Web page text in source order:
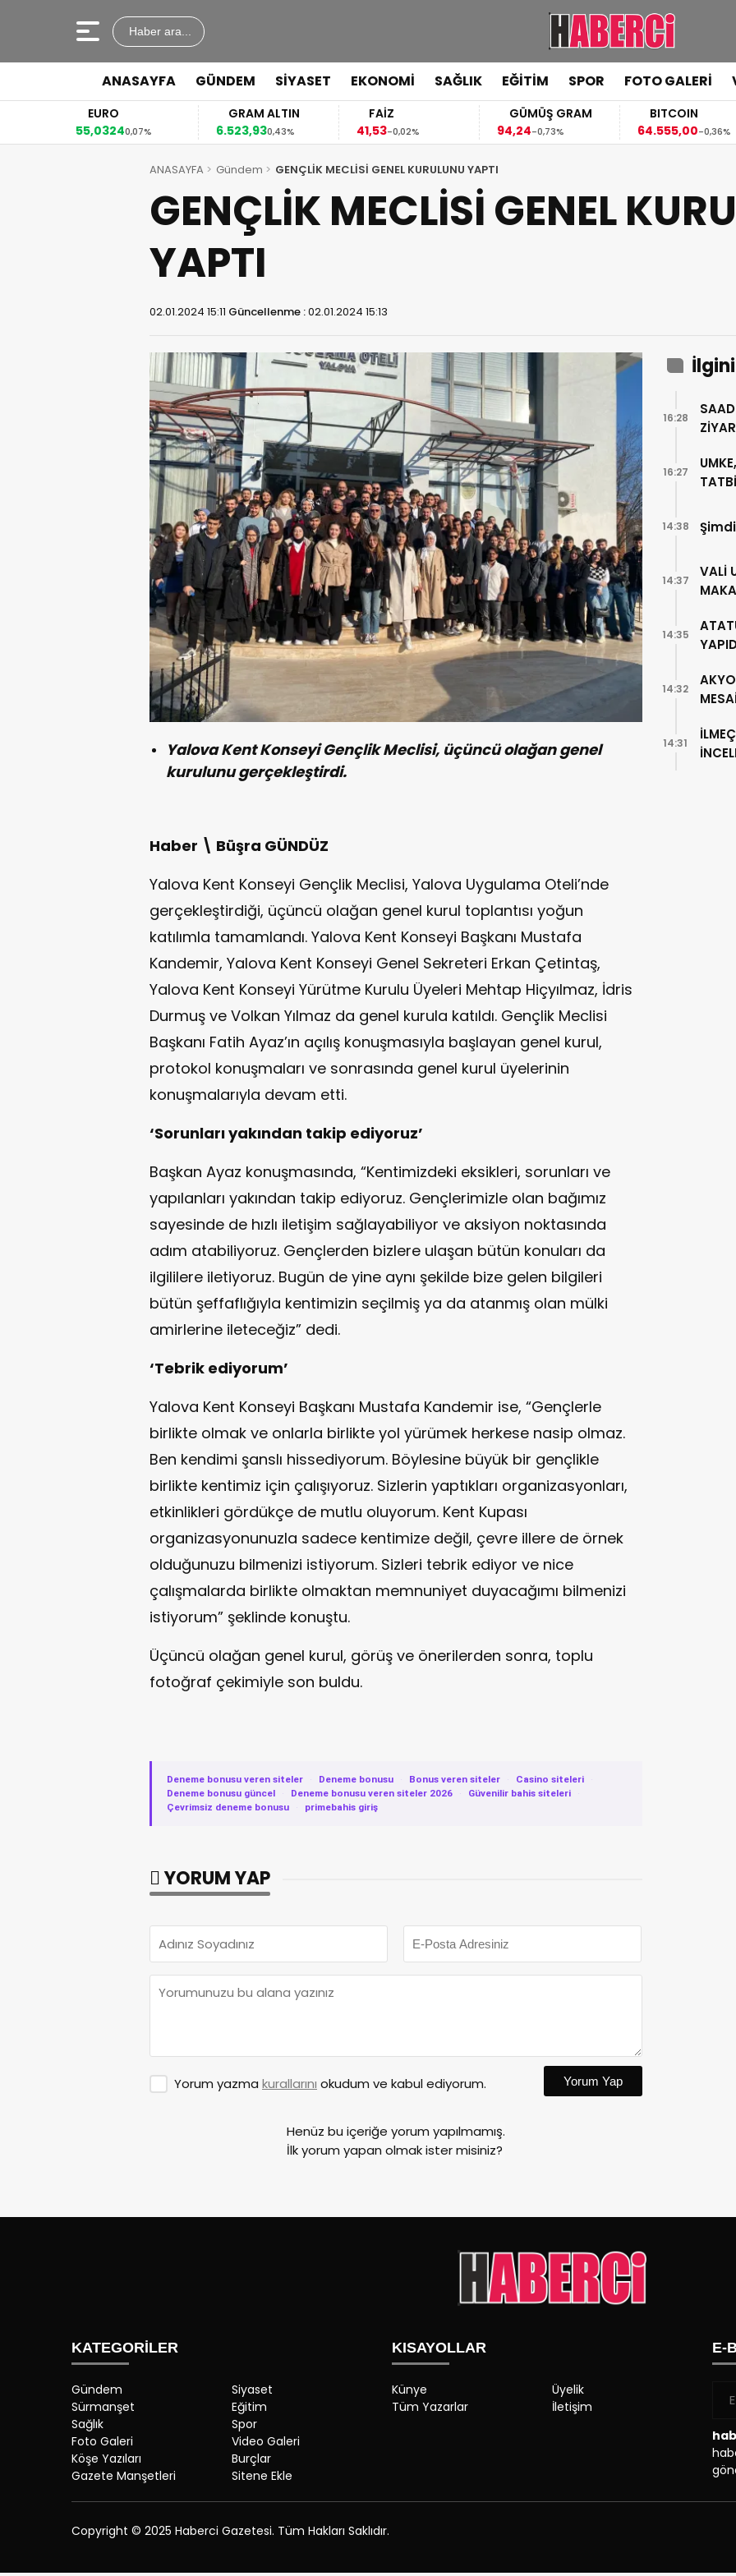
Haber ara...
ANASAYFA GÜNDEM SİYASET EKONOMİ SAĞLIK EĞİTİM SPOR FOTO GALERİ
EURO
55,03240,07%
GRAM ALTIN
6.523,930,43%
FAİZ
41,53-0,02%
GÜMÜŞ GRAM
94,24-0,73%
BITCOIN
64.555,00-0,36%
ANASAYFA Gündem GENÇLİK MECLİSİ GENEL KURULUNU YAPTI
GENÇLİK MECLİSİ GENEL
YAPTI
02.01.2024 15:11 Güncellenme :02.01.2024 15:13
Yalova Kent Konseyi Gençlik Meclisi, üçüncü olağan genel
kurulunu gerçekleştirdi.
Haber \ Büşra GÜNDÜZ
Yalova Kent Konseyi Gençlik Meclisi, Yalova Uygulama Oteli’nde
gerçekleştirdiği, üçüncü olağan genel kurul toplantısı yoğun
katılımla tamamlandı. Yalova Kent Konseyi Başkanı Mustafa
Kandemir, Yalova Kent Konseyi Genel Sekreteri Erkan Çetintaş,
Yalova Kent Konseyi Yürütme Kurulu Üyeleri Mehtap Hiçyılmaz, İdris
Durmuş ve Volkan Yılmaz da genel kurula katıldı. Gençlik Meclisi
Başkanı Fatih Ayaz’ın açılış konuşmasıyla başlayan genel kurul,
protokol konuşmaları ve sonrasında genel kurul üyelerinin
konuşmalarıyla devam etti.
‘Sorunları yakından takip ediyoruz’
Başkan Ayaz konuşmasında, “Kentimizdeki eksikleri, sorunları ve
yapılanları yakından takip ediyoruz. Gençlerimizle olan bağımız
sayesinde de hızlı iletişim sağlayabiliyor ve aksiyon noktasında
adım atabiliyoruz. Gençlerden bizlere ulaşan bütün konuları da
ilgililere iletiyoruz. Bugün de yine aynı şekilde bize gelen bilgileri
bütün şeffaflığıyla kentimizin seçilmiş ya da atanmış olan mülki
amirlerine ileteceğiz” dedi.
‘Tebrik ediyorum’
Yalova Kent Konseyi Başkanı Mustafa Kandemir ise, “Gençlerle
birlikte olmak ve onlarla birlikte yol yürümek herkese nasip olmaz.
Ben kendimi şanslı hissediyorum. Böylesine büyük bir gençlikle
birlikte kentimiz için çalışıyoruz. Sizlerin yaptıkları organizasyonları,
etkinlikleri gördükçe de mutlu oluyorum. Kent Kupası
organizasyonunuzla sadece kentimize değil, çevre illere de örnek
olduğunuzu bilmenizi istiyorum. Sizleri tebrik ediyor ve nice
çalışmalarda birlikte olmaktan memnuniyet duyacağımı bilmenizi
istiyorum” şeklinde konuştu.
Üçüncü olağan genel kurul, görüş ve önerilerden sonra, toplu
fotoğraf çekimiyle son buldu.
Deneme bonusu veren siteler · Deneme bonusu · Bonus veren siteler · Casino siteleri
·
Deneme bonusu güncel
· Deneme bonusu veren siteler 2026 · Güvenilir bahis siteleri
·
Çevrimsiz deneme bonusu
· primebahis giriş
YORUM YAP
Yorum yazma kurallarını okudum ve kabul ediyorum. Yorum Yap
Henüz bu içeriğe yorum yapılmamış.
İlk yorum yapan olmak ister misiniz?
16:28
16:27
14:38
VALİ
14:37
14:35
14:32
14:31
KATEGORİLER
Gündem
Siyaset
Sürmanşet
Eğitim
Sağlık
Spor
Foto Galeri
Video Galeri
Köşe Yazıları
Burçlar
Gazete Manşetleri
Sitene Ekle
KISAYOLLAR
Künye
Üyelik
Tüm Yazarlar
İletişim
E-
Copyright © 2025 Haberci Gazetesi. Tüm Hakları Saklıdır.